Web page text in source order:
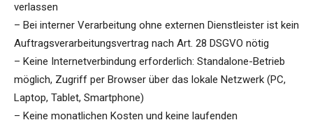
verlassen
– Bei interner Verarbeitung ohne externen Dienstleister ist kein
Auftragsverarbeitungsvertrag nach Art. 28 DSGVO nötig
– Keine Internetverbindung erforderlich: Standalone-Betrieb
möglich, Zugriff per Browser über das lokale Netzwerk (PC,
Laptop, Tablet, Smartphone)
– Keine monatlichen Kosten und keine laufenden